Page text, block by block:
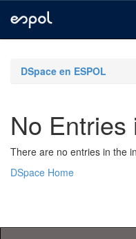
navigationDSpace en ESPOL
No Entries
There are no entries in the
DSpace Home